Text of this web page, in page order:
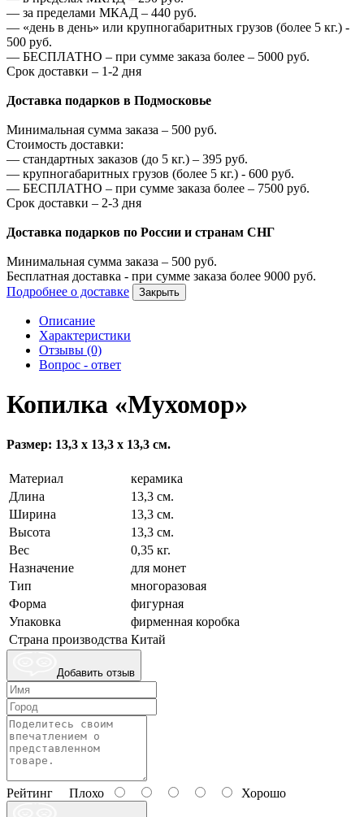
— за пределами МКАД – 440 руб.
— «день в день» или крупногабаритных грузов (более 5 кг.) -
500 руб.
— БЕСПЛАТНО – при сумме заказа более – 5000 руб.
Срок доставки – 1-2 дня
Доставка подарков в Подмосковье
Минимальная сумма заказа – 500 руб.
Стоимость доставки:
— стандартных заказов (до 5 кг.) – 395 руб.
— крупногабаритных грузов (более 5 кг.) - 600 руб.
— БЕСПЛАТНО – при сумме заказа более – 7500 руб.
Срок доставки – 2-3 дня
Доставка подарков по России и странам СНГ
Минимальная сумма заказа – 500 руб.
Бесплатная доставка - при сумме заказа более 9000 руб.
Подробнее о доставке
Закрыть
Описание
Характеристики
Отзывы (0)
Вопрос - ответ
Копилка «Мухомор»
Размер: 13,3 х 13,3 х 13,3 см.
Материал
керамика
Длина
13,3 см.
Ширина
13,3 см.
Высота
13,3 см.
Вес
0,35 кг.
Назначение
для монет
Тип
многоразовая
Форма
фигурная
Упаковка
фирменная коробка
Страна производства Китай
Добавить отзыв
Рейтинг Плохо Хорошо